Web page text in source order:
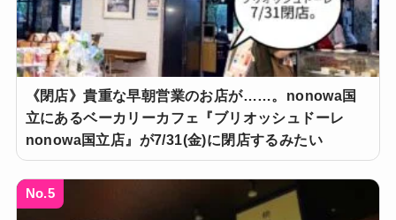
《閉店》貴重な早朝営業のお店が……。nonowa国
立にあるベーカリーカフェ『ブリオッシュドーレ
nonowa国立店』が7/31(金)に閉店するみたい
No.5